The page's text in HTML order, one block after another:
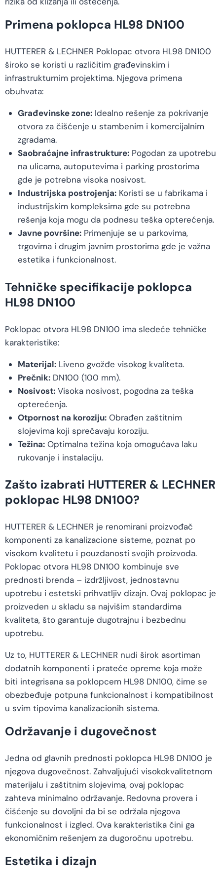
Primena poklopca HL98 DN100
HUTTERER & LECHNER Poklopac otvora HL98 DN100
široko se koristi u različitim građevinskim i
infrastrukturnim projektima. Njegova primena
obuhvata:
Građevinske zone:Idealno rešenje za pokrivanje
otvora za čišćenje u stambenim i komercijalnim
zgradama.
Saobraćajne infrastrukture:Pogodan za upotrebu
na ulicama, autoputevima i parking prostorima
gde je potrebna visoka nosivost.
Industrijska postrojenja:Koristi se u fabrikama i
industrijskim kompleksima gde su potrebna
rešenja koja mogu da podnesu teška opterećenja.
Javne površine:Primenjuje se u parkovima,
trgovima i drugim javnim prostorima gde je važna
estetika i funkcionalnost.
Tehničke specifikacije poklopca
HL98 DN100
Poklopac otvora HL98 DN100 ima sledeće tehničke
karakteristike:
Materijal:Liveno gvožđe visokog kvaliteta.
Prečnik:DN100 (100 mm).
Nosivost:Visoka nosivost, pogodna za teška
opterećenja.
Otpornost na koroziju:Obrađen zaštitnim
slojevima koji sprečavaju koroziju.
Težina:Optimalna težina koja omogućava laku
rukovanje i instalaciju.
Zašto izabrati HUTTERER & LECHNER
poklopac HL98 DN100?
HUTTERER & LECHNER je renomirani proizvođač
komponenti za kanalizacione sisteme, poznat po
visokom kvalitetu i pouzdanosti svojih proizvoda.
Poklopac otvora HL98 DN100 kombinuje sve
prednosti brenda – izdržljivost, jednostavnu
upotrebu i estetski prihvatljiv dizajn. Ovaj poklopac je
proizveden u skladu sa najvišim standardima
kvaliteta, što garantuje dugotrajnu i bezbednu
upotrebu.
Uz to, HUTTERER & LECHNER nudi širok asortiman
dodatnih komponenti i prateće opreme koja može
biti integrisana sa poklopcem HL98 DN100, čime se
obezbeđuje potpuna funkcionalnost i kompatibilnost
u svim tipovima kanalizacionih sistema.
Održavanje i dugovečnost
Jedna od glavnih prednosti poklopca HL98 DN100 je
njegova dugovečnost. Zahvaljujući visokokvalitetnom
materijalu i zaštitnim slojevima, ovaj poklopac
zahteva minimalno održavanje. Redovna provera i
čišćenje su dovoljni da bi se održala njegova
funkcionalnost i izgled. Ova karakteristika čini ga
ekonomičnim rešenjem za dugoročnu upotrebu.
Estetika i dizajn